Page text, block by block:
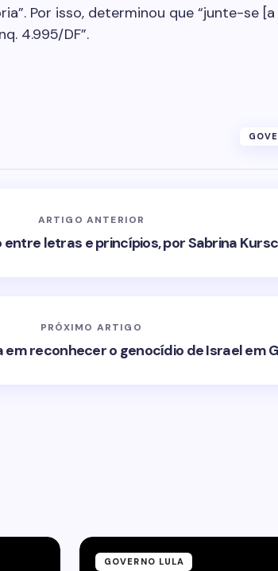
Por isso, determinou que “junte-se
4.995/DF”.
ARTIGO ANTERIOR
entre letras e princípios, por Sabrina
PRÓXIMO ARTIGO
reconhecer o genocídio de Israel em
GOVERNO LULA